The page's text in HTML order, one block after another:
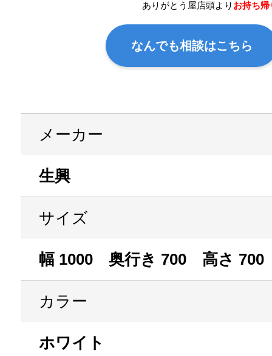
ありがとう屋店頭より お持ち帰
なんでも相談はこちら
メーカー
生興
サイズ
幅 1000 奥行き 700 高さ 700
カラー
ホワイト